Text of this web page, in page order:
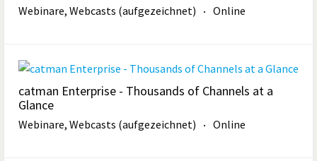
Webinare, Webcasts (aufgezeichnet) Online
catman Enterprise - Thousands of Channels at a
Glance
Webinare, Webcasts (aufgezeichnet) Online